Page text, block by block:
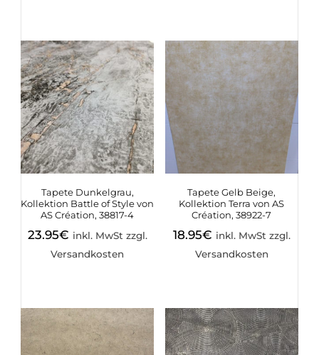
Tapete Dunkelgrau,
Kollektion Battle of Style von
AS Création, 38817-4
23.95€ inkl. MwSt zzgl.
Versandkosten
Tapete Gelb Beige,
Kollektion Terra von AS
Création, 38922-7
18.95€ inkl. MwSt zzgl.
Versandkosten